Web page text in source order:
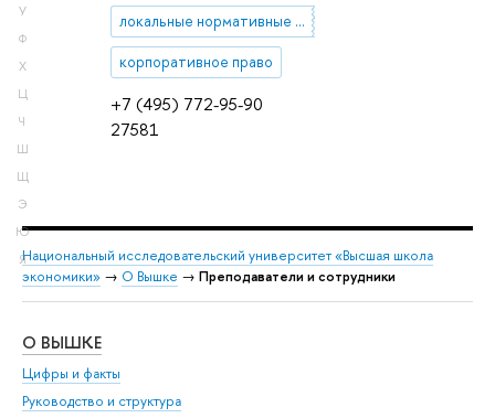
У
Ф
Х
Ц
Ч
Ш
Щ
Э
Ю
Я
+7 (495) 772-95-90
27581
локальные нормативные акты
корпоративное право
Национальный исследовательский университет «Высшая школа
экономики» → О Вышке → Преподаватели и сотрудники
О ВЫШКЕ
Цифры и факты
Руководство и структура